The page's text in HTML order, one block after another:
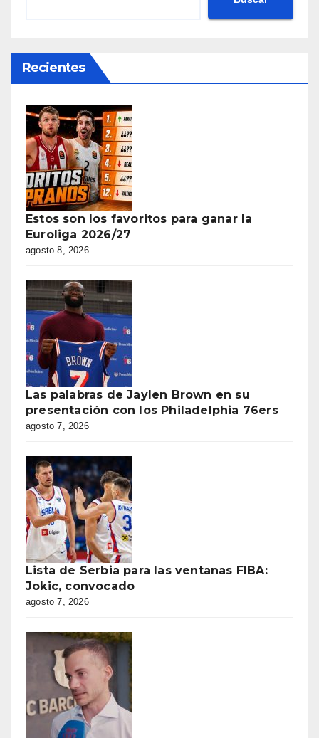
Recientes
Estos son los favoritos para ganar la
Euroliga 2026/27
agosto 8, 2026
Las palabras de Jaylen Brown en su
presentación con los Philadelphia 76ers
agosto 7, 2026
Lista de Serbia para las ventanas FIBA:
Jokic, convocado
agosto 7, 2026